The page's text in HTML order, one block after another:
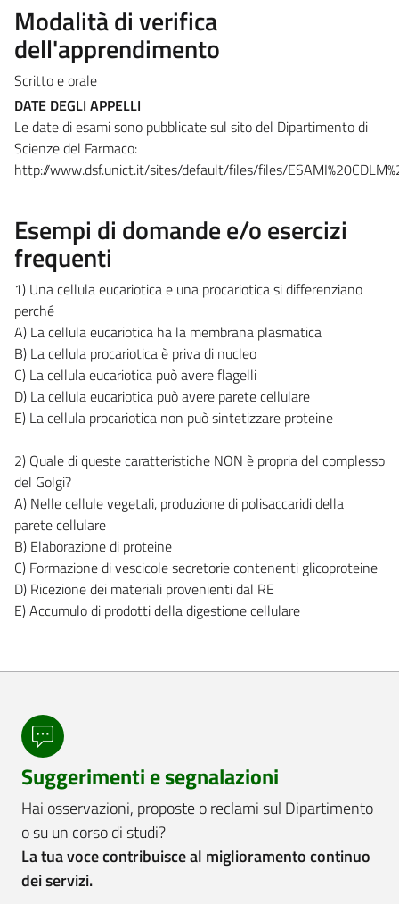
Modalità di verifica
dell'apprendimento
Scritto e orale
DATE DEGLI APPELLI
Le date di esami sono pubblicate sul sito del Dipartimento di
Scienze del Farmaco:
http://www.dsf.unict.it/sites/default/files/files/
Esempi di domande e/o esercizi
frequenti
1) Una cellula eucariotica e una procariotica si differenziano
perché
A) La cellula eucariotica ha la membrana plasmatica
B) La cellula procariotica è priva di nucleo
C) La cellula eucariotica può avere flagelli
D) La cellula eucariotica può avere parete cellulare
E) La cellula procariotica non può sintetizzare proteine
2) Quale di queste caratteristiche NON è propria del complesso
del Golgi?
A) Nelle cellule vegetali, produzione di polisaccaridi della
parete cellulare
B) Elaborazione di proteine
C) Formazione di vescicole secretorie contenenti glicoproteine
D) Ricezione dei materiali provenienti dal RE
E) Accumulo di prodotti della digestione cellulare
Suggerimenti e segnalazioni
Hai osservazioni, proposte o reclami sul Dipartimento
o su un corso di studi?
La tua voce contribuisce al miglioramento continuo
dei servizi.